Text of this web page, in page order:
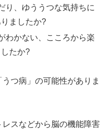
り、ゆううつな気持ちに
ましたか?
わかない、こころから楽
たか?
つ病」の可能性がありま
スなどから脳の機能障害